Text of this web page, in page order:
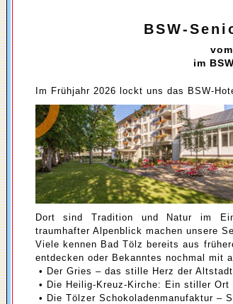
BSW-
im
Im Frühjahr 2026 lockt uns das BSW-
Dort sind Tradition und Natur im
traumhafter Alpenblick machen unsere
Viele kennen Bad Tölz bereits aus
entdecken oder Bekanntes nochmal mit
• Der Gries – das stille Herz der Altstadt
• Die Heilig-Kreuz-Kirche: Ein stiller Ort
• Die Tölzer Schokoladenmanufaktur –